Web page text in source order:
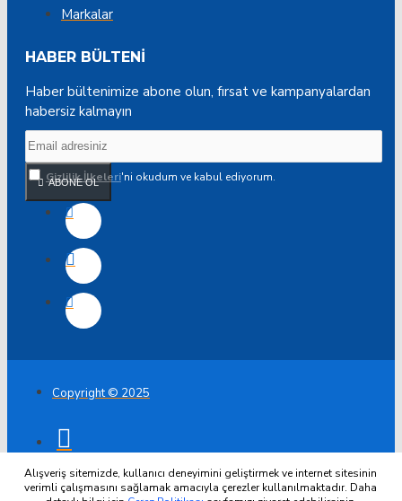
Markalar
HABER BÜLTENI
Haber bültenimize abone olun, fırsat ve kampanyalardan
habersiz kalmayın
ABONE OL
Gizlilik İlkeleri'ni okudum ve kabul ediyorum.
Copyright © 2025
Alışveriş sitemizde, kullanıcı deneyimini geliştirmek ve internet sitesinin
verimli çalışmasını sağlamak amacıyla çerezler kullanılmaktadır. Daha